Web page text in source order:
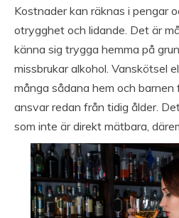
Kostnader kan räknas i pengar
otrygghet och lidande. Det är
känna sig trygga hemma på
missbrukar alkohol. Vanskötsel
många sådana hem och
ansvar redan från tidig ålder.
som inte är direkt mätbara,